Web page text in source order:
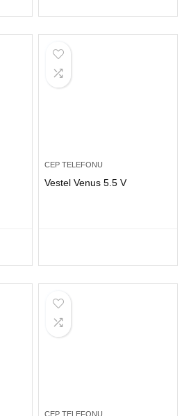
CEP TELEFONU
Vestel Venus 5.5 V
CEP TELEFONU